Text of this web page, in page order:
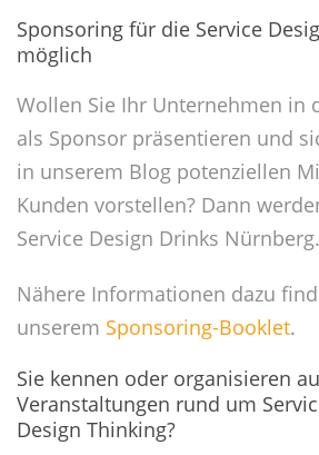
Sponsoring für die Service
möglich
Wollen Sie Ihr Unternehmen in
als Sponsor präsentieren und
in unserem Blog potenziellen
Kunden vorstellen? Dann
Service Design Drinks Nürnberg.
Nähere Informationen dazu
unserem Sponsoring-Booklet.
Sie kennen oder organisieren
Veranstaltungen rund um
Design Thinking?